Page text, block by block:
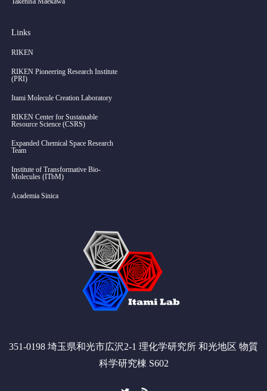
Links
RIKEN
RIKEN Pioneering Research Institute
(PRI)
Itami Molecule Creation Laboratory
RIKEN Center for Sustainable
Resource Science (CSRS)
Expanded Chemical Space Research
Team
Institute of Transformative Bio-
Molecules (ITbM)
Academia Sinica
351-0198 埼玉県和光市広沢2-1 理化学研究所 和光地区 物質
科学研究棟 S602